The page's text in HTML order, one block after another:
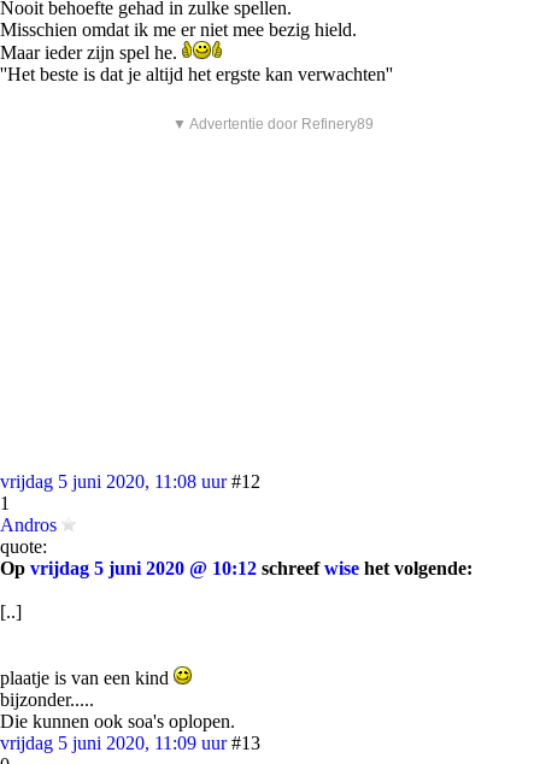
Nooit behoefte gehad in zulke spellen.
Misschien omdat ik me er niet mee bezig hield.
Maar ieder zijn spel he.
''Het beste is dat je altijd het ergste kan verwachten''
▼ Advertentie door Refinery89
vrijdag 5 juni 2020, 11:08 uur #12
1
Andros
quote:
Op vrijdag 5 juni 2020 @ 10:12 schreefwise het volgende:
[..]
plaatje is van een kind
bijzonder.....
Die kunnen ook soa's oplopen.
vrijdag 5 juni 2020, 11:09 uur #13